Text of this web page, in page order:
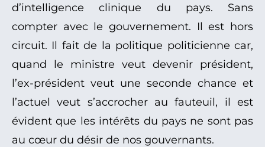
d’intelligence clinique du pays. Sans
compter avec le gouvernement. Il est hors
circuit. Il fait de la politique politicienne car,
quand le ministre veut devenir président,
l’ex-président veut une seconde chance et
l’actuel veut s’accrocher au fauteuil, il est
évident que les intérêts du pays ne sont pas
au cœur du désir de nos gouvernants.